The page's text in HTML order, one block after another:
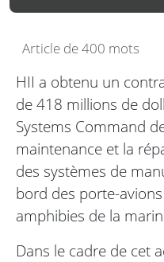
Article de 400 mots
HII a obtenu un
de 418 millions de
Systems Command
maintenance et la
des systèmes de
bord des porte-
amphibies de la
Dans le cadre de cet